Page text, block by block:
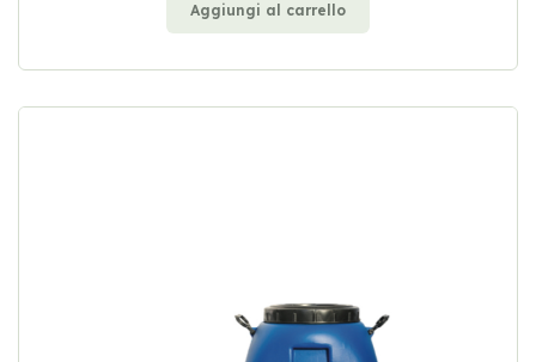
Aggiungi al carrello